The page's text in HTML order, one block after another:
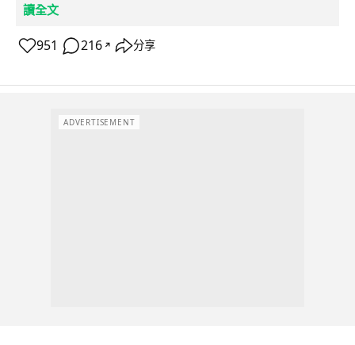
讀全文
951 216 ↗ 分享
ADVERTISEMENT